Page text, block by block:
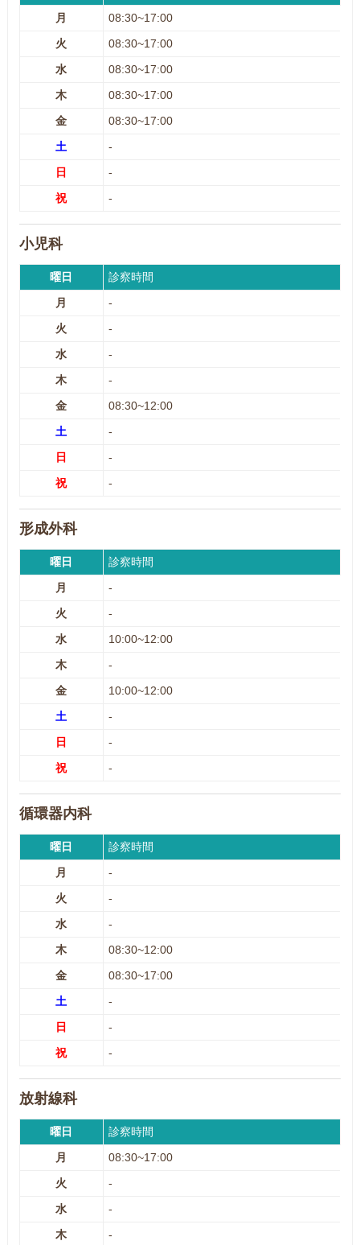
月
08:30~17:00
火
08:30~17:00
水
08:30~17:00
木
08:30~17:00
金
08:30~17:00
土
-
日
-
祝
-
小児科
曜日
診察時間
月
-
火
-
水
-
木
-
金
08:30~12:00
土
-
日
-
祝
-
形成外科
曜日
診察時間
月
-
火
-
水
10:00~12:00
木
-
金
10:00~12:00
土
-
日
-
祝
-
循環器内科
曜日
診察時間
月
-
火
-
水
-
木
08:30~12:00
金
08:30~17:00
土
-
日
-
祝
-
放射線科
曜日
診察時間
月
08:30~17:00
火
-
水
-
木
-